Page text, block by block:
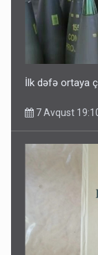
İlk dəfə ortaya
7 Avqust